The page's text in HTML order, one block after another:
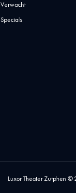
Verwacht
Specials
Luxor Theater Zutphen ©